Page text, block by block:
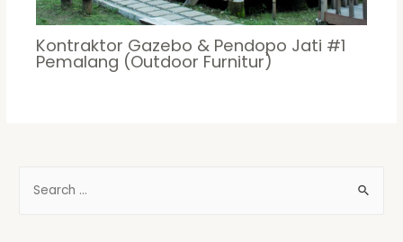
Kontraktor Gazebo & Pendopo Jati #1
Pemalang (Outdoor Furnitur)